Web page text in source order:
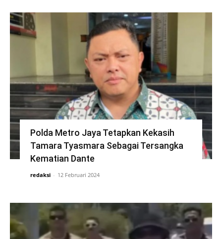
Polda Metro Jaya Tetapkan Kekasih
Tamara Tyasmara Sebagai Tersangka
Kematian Dante
redaksi - 12 Februari 2024